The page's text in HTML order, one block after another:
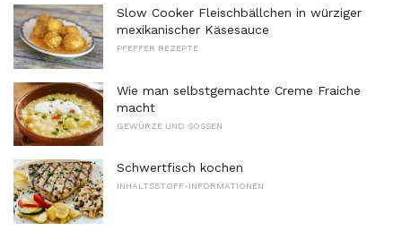
Slow Cooker Fleischbällchen in würziger
mexikanischer Käsesauce
PFEFFER REZEPTE
Wie man selbstgemachte Creme Fraiche
macht
GEWÜRZE UND SOSSEN
Schwertfisch kochen
INHALTSSTOFF-INFORMATIONEN